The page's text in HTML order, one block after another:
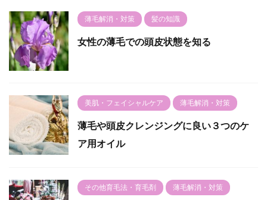
薄毛解消・対策 髪の知識
女性の薄毛での頭皮状態を知る
美肌・フェイシャルケア 薄毛解消・対策
薄毛や頭皮クレンジングに良い３つのケ
ア用オイル
その他育毛法・育毛剤 薄毛解消・対策